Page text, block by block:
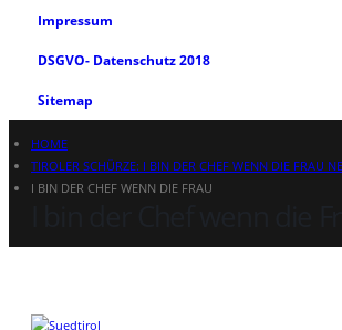
Impressum
DSGVO- Datenschutz 2018
Sitemap
HOME
TIROLER SCHÜRZE: I BIN DER CHEF WENN DIE FRAU
I BIN DER CHEF WENN DIE FRAU